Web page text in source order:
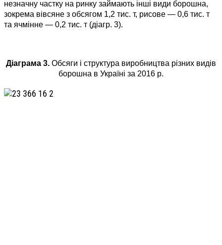
незначну частку на ринку займають інші види борошна,
зокрема вівсяне з обсягом 1,2 тис. т, рисове — 0,6 тис. т
та ячмінне — 0,2 тис. т (діагр. 3).
Діаграма 3. Обсяги і структура виробництва різних видів
борошна в Україні за 2016 р.